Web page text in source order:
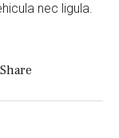
nec ligula.
Share